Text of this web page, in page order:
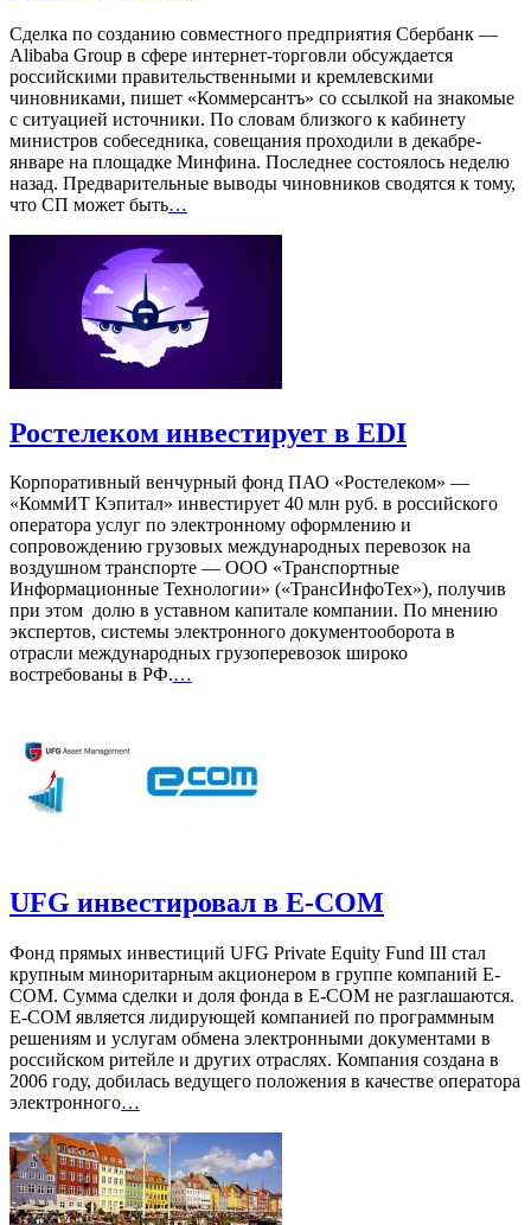
Сделка по созданию совместного предприятия Сбербанк —
Alibaba Group в сфере интернет-торговли обсуждается
российскими правительственными и кремлевскими
чиновниками, пишет «Коммерсантъ» со ссылкой на знакомые
с ситуацией источники. По словам близкого к кабинету
министров собеседника, совещания проходили в декабре-
январе на площадке Минфина. Последнее состоялось неделю
назад. Предварительные выводы чиновников сводятся к тому,
что СП может быть…
Ростелеком инвестирует в EDI
Корпоративный венчурный фонд ПАО «Ростелеком» —
«КоммИТ Кэпитал» инвестирует 40 млн руб. в российского
оператора услуг по электронному оформлению и
сопровождению грузовых международных перевозок на
воздушном транспорте — ООО «Транспортные
Информационные Технологии» («ТрансИнфоТех»), получив
при этом долю в уставном капитале компании. По мнению
экспертов, системы электронного документооборота в
отрасли международных грузоперевозок широко
востребованы в РФ.…
UFG инвестировал в E-COM
Фонд прямых инвестиций UFG Private Equity Fund III стал
крупным миноритарным акционером в группе компаний E-
COM. Сумма сделки и доля фонда в E-COM не разглашаются.
E-COM является лидирующей компанией по программным
решениям и услугам обмена электронными документами в
российском ритейле и других отраслях. Компания создана в
2006 году, добилась ведущего положения в качестве оператора
электронного…